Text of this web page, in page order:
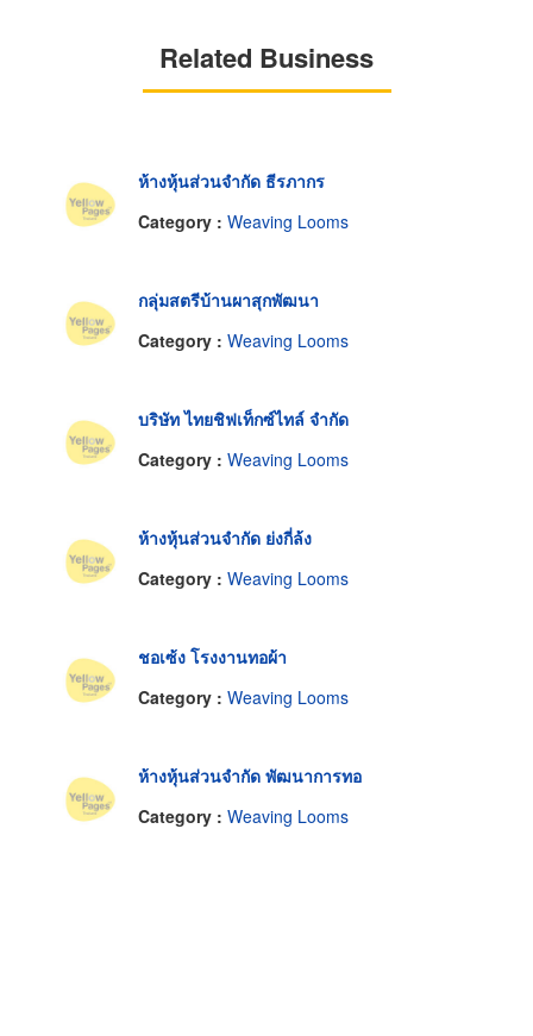
Related Business
ห้างหุ้นส่วนจำกัด ธีรภากร
Category : Weaving Looms
กลุ่มสตรีบ้านผาสุกพัฒนา
Category : Weaving Looms
บริษัท ไทยชิฟเท็กซ์ไทล์ จำกัด
Category : Weaving Looms
ห้างหุ้นส่วนจำกัด ย่งกี่ล้ง
Category : Weaving Looms
ชอเซ้ง โรงงานทอผ้า
Category : Weaving Looms
ห้างหุ้นส่วนจำกัด พัฒนาการทอ
Category : Weaving Looms